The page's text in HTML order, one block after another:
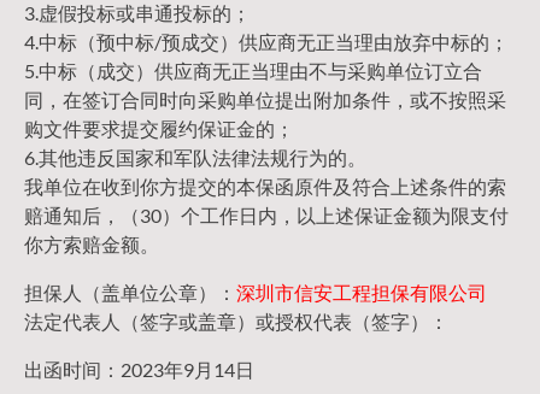
3.虚假投标或串通投标的；
4.中标（预中标/预成交）供应商无正当理由放弃中标的；
5.中标（成交）供应商无正当理由不与采购单位订立合
同，在签订合同时向采购单位提出附加条件，或不按照采
购文件要求提交履约保证金的；
6.其他违反国家和军队法律法规行为的。
我单位在收到你方提交的本保函原件及符合上述条件的索
赔通知后，（30）个工作日内，以上述保证金额为限支付
你方索赔金额。
担保人（盖单位公章）： 深圳市信安工程担保有限公司
法定代表人（签字或盖章）或授权代表（签字）：
出函时间：2023年9月14日